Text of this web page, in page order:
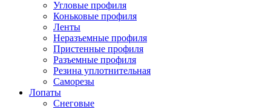
Угловые профиля
Коньковые профиля
Ленты
Неразъемные профиля
Пристенные профиля
Разъемные профиля
Резина уплотнительная
Саморезы
Лопаты
Снеговые